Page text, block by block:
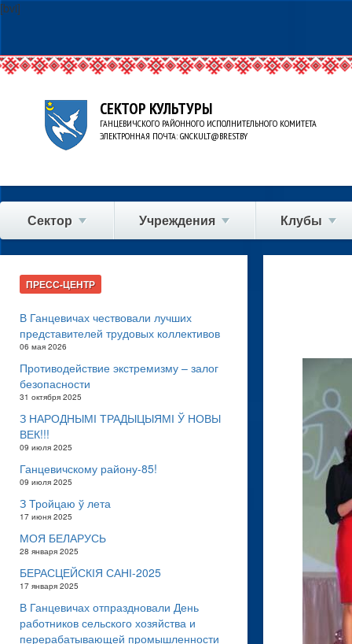
[bvi]
СЕКТОР КУЛЬТУРЫ
ГАНЦЕВИЧСКОГО РАЙОННОГО ИСПОЛНИТЕЛЬНОГО КОМИТЕТА
ЭЛЕКТРОННАЯ ПОЧТА: GNCKULT@BREST.BY
Сектор Учреждения Клубы
ПРЕСС-ЦЕНТР
В Ганцевичах чествовали лучших
представителей трудовых коллективов
06 мая 2026
Противодействие экстремизму – залог
безопасности
31 октября 2025
З НАРОДНЫМІ ТРАДЫЦЫЯМІ Ў НОВЫ
ВЕК!!!
09 июля 2025
Ганцевичскому району-85!
09 июля 2025
З Тройцаю ў лета
17 июня 2025
МОЯ БЕЛАРУСЬ
28 января 2025
БЕРАСЦЕЙСКІЯ САНІ-2025
17 января 2025
В Ганцевичах отпраздновали День
работников сельского хозяйства и
перерабатывающей промышленности